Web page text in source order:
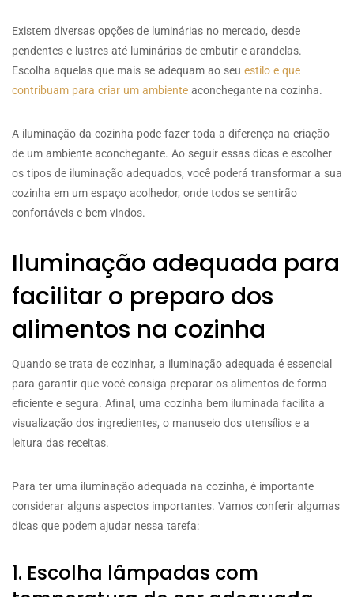
Existem diversas opções de luminárias no mercado, desde
pendentes e lustres até luminárias de embutir e arandelas.
Escolha aquelas que mais se adequam ao seu estilo e que
contribuam para criar um ambiente aconchegante na cozinha.
A iluminação da cozinha pode fazer toda a diferença na criação
de um ambiente aconchegante. Ao seguir essas dicas e escolher
os tipos de iluminação adequados, você poderá transformar a sua
cozinha em um espaço acolhedor, onde todos se sentirão
confortáveis e bem-vindos.
Iluminação adequada para
facilitar o preparo dos
alimentos na cozinha
Quando se trata de cozinhar, a iluminação adequada é essencial
para garantir que você consiga preparar os alimentos de forma
eficiente e segura. Afinal, uma cozinha bem iluminada facilita a
visualização dos ingredientes, o manuseio dos utensílios e a
leitura das receitas.
Para ter uma iluminação adequada na cozinha, é importante
considerar alguns aspectos importantes. Vamos conferir algumas
dicas que podem ajudar nessa tarefa:
1. Escolha lâmpadas com